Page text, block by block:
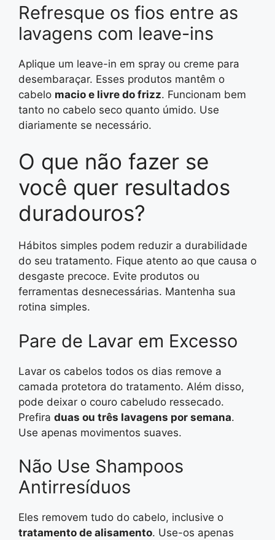
Refresque os fios entre as
lavagens com leave-ins
Aplique um leave-in em spray ou creme para
desembaraçar. Esses produtos mantêm o
cabelo macio e livre do frizz. Funcionam bem
tanto no cabelo seco quanto úmido. Use
diariamente se necessário.
O que não fazer se
você quer resultados
duradouros?
Hábitos simples podem reduzir a durabilidade
do seu tratamento. Fique atento ao que causa o
desgaste precoce. Evite produtos ou
ferramentas desnecessárias. Mantenha sua
rotina simples.
Pare de Lavar em Excesso
Lavar os cabelos todos os dias remove a
camada protetora do tratamento. Além disso,
pode deixar o couro cabeludo ressecado.
Prefira duas ou três lavagens por semana.
Use apenas movimentos suaves.
Não Use Shampoos
Antirresíduos
Eles removem tudo do cabelo, inclusive o
tratamento de alisamento. Use-os apenas